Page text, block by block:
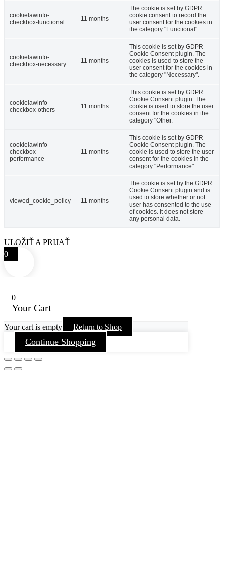
cookielawinfo-
checkbox-functional
11 months
The cookie is set by GDPR
cookie consent to record the
user consent for the cookies in
the category "Functional".
cookielawinfo-
checkbox-necessary
11 months
This cookie is set by GDPR
Cookie Consent plugin. The
cookies is used to store the
user consent for the cookies in
the category "Necessary".
cookielawinfo-
checkbox-others
11 months
This cookie is set by GDPR
Cookie Consent plugin. The
cookie is used to store the user
consent for the cookies in the
category "Other.
cookielawinfo-
checkbox-
performance
11 months
This cookie is set by GDPR
Cookie Consent plugin. The
cookie is used to store the user
consent for the cookies in the
category "Performance".
viewed_cookie_policy 11 months
The cookie is set by the GDPR
Cookie Consent plugin and is
used to store whether or not
user has consented to the use
of cookies. It does not store
any personal data.
ULOŽIŤ A PRIJAŤ
0
0
Your Cart
Your cart is empty Return to Shop
Continue Shopping